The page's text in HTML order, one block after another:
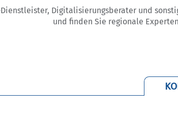
Dienstleister, Digitalisierungsberater und
und finden Sie regionale